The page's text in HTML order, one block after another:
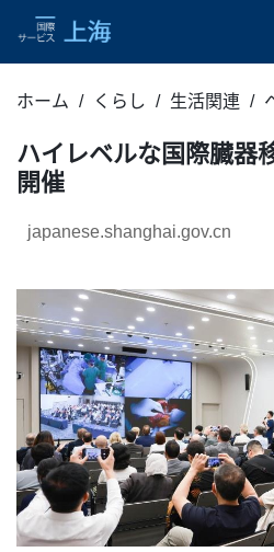
ホーム くらし 生活関連
ハイレベルな国際臓器
開催
japanese.shanghai.gov.cn